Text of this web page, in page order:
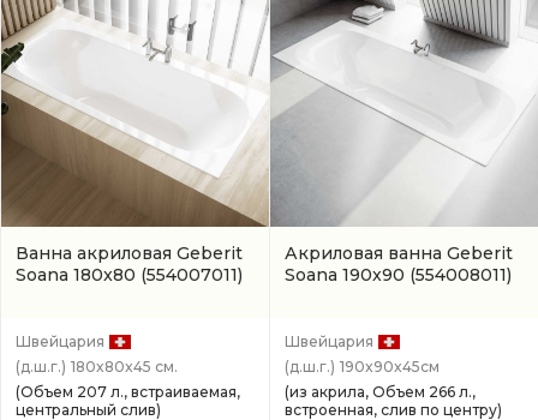
Ванна акриловая Geberit
Soana 180x80 (554007011)
Швейцария
(д.ш.г.) 180x80x45 см.
(Объем 207 л., встраиваемая,
центральный слив)
Акриловая ванна Geberit
Soana 190x90 (554008011)
Швейцария
(д.ш.г.) 190x90x45см
(из акрила, Объем 266 л.,
встроенная, слив по центру)